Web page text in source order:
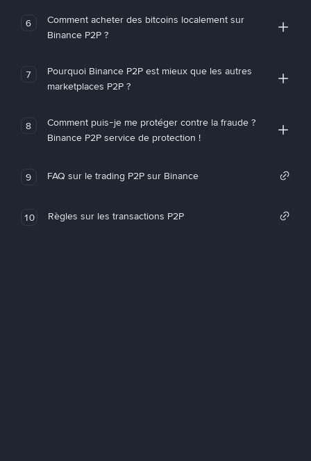
6
Comment acheter des bitcoins localement sur
Binance P2P ?
7
Pourquoi Binance P2P est mieux que les autres
marketplaces P2P ?
8
Comment puis-je me protéger contre la fraude ?
Binance P2P service de protection !
9 FAQ sur le trading P2P sur Binance
10 Règles sur les transactions P2P